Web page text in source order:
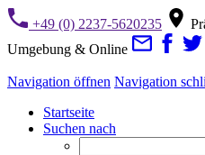
+49 (0) 2237-5620235
Umgebung & Online
Navigation öffnen Navigation
Startseite
Suchen nach